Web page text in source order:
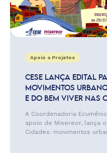
Apoio a Projetos
CESE LANÇA EDITAL
MOVIMENTOS
E DO BEM VIVER NAS
A Coordenadoria
apoio de Misereor, lança
Cidades: movimentos